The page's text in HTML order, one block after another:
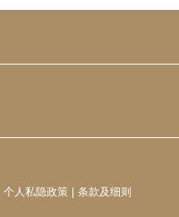
个人私隐政策 条款及细则